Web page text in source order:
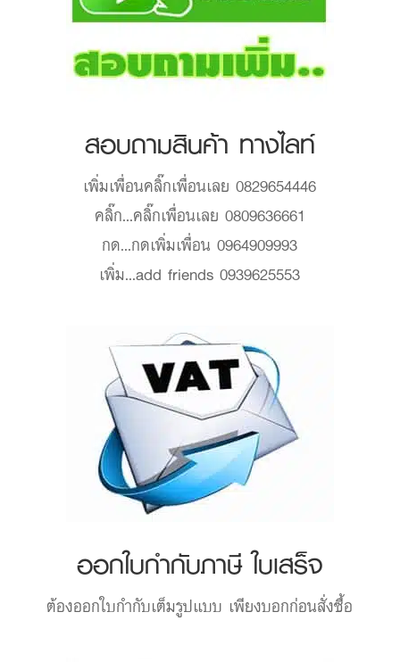
สอบถามสินค้า ทางไลท์
เพิ่มเพื่อนคลิ๊กเพื่อนเลย 0829654446
คลิ๊ก...คลิ๊กเพื่อนเลย 0809636661
กด...กดเพิ่มเพื่อน 0964909993
เพิ่ม...add friends 0939625553
ออกใบกำกับภาษี ใบเสร็จ
ต้องออกใบกำกับเต็มรูปแบบ เพียงบอกก่อนสั่งซื้อ